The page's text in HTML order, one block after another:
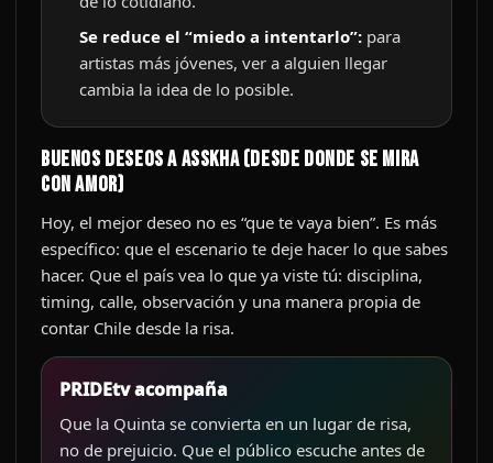
Se reduce el “miedo a intentarlo”: para
artistas más jóvenes, ver a alguien llegar
cambia la idea de lo posible.
Buenos deseos a Asskha (desde donde se mira
con amor)
Hoy, el mejor deseo no es “que te vaya bien”. Es más
específico: que el escenario te deje hacer lo que sabes
hacer. Que el país vea lo que ya viste tú: disciplina,
timing, calle, observación y una manera propia de
contar Chile desde la risa.
PRIDEtv acompaña
Que la Quinta se convierta en un lugar de risa,
no de prejuicio. Que el público escuche antes de